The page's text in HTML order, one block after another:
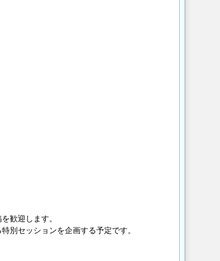
歓迎します。
別セッションを企画する予定です。